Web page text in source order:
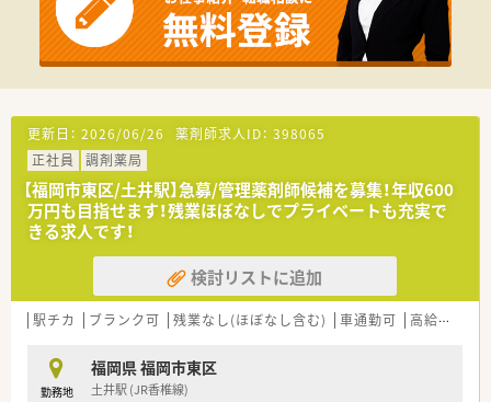
【法人特徴について】
■北九州市に本社を構え全国に130店舗以上を展開し、調剤のみ
ならず介護やOTC事業も幅広く手掛けています。
■地域密着型の多角経営を強みとしており、在宅医療や介護施設
■積極的な新規開局を続けており、薬剤師一人ひとりの目指すキ
ャリアに合わせた研修プランで成長を支援します。
更新日： 2026/06/26 薬剤師求人ID： 398065
正社員
調剤薬局
【福岡市東区/土井駅】急募/管理薬剤師候補を募集！年収600
万円も目指せます！残業ほぼなしでプライベートも充実で
きる求人です！
検討リストに追加
駅チカ ブランク可 残業なし(ほぼなし含む) 車通勤可 高給与(600万円以上)
勤務地
福岡県 福岡市東区
土井駅 (JR香椎線)